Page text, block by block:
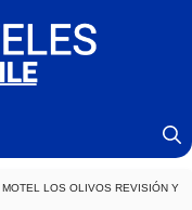
MOTEL LOS OLIVOS REVISIÓN Y